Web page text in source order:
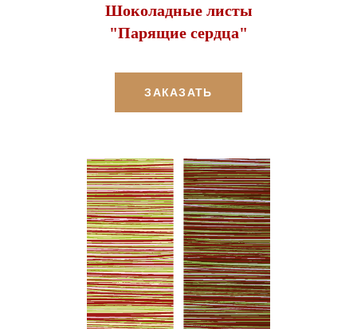
Шоколадные листы
"Парящие сердца"
ЗАКАЗАТЬ